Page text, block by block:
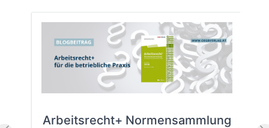
Arbeitsrecht+ Normensammlung